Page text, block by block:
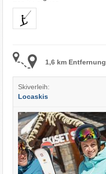
1,6 km Entfernung
Skiverleih:
Locaskis